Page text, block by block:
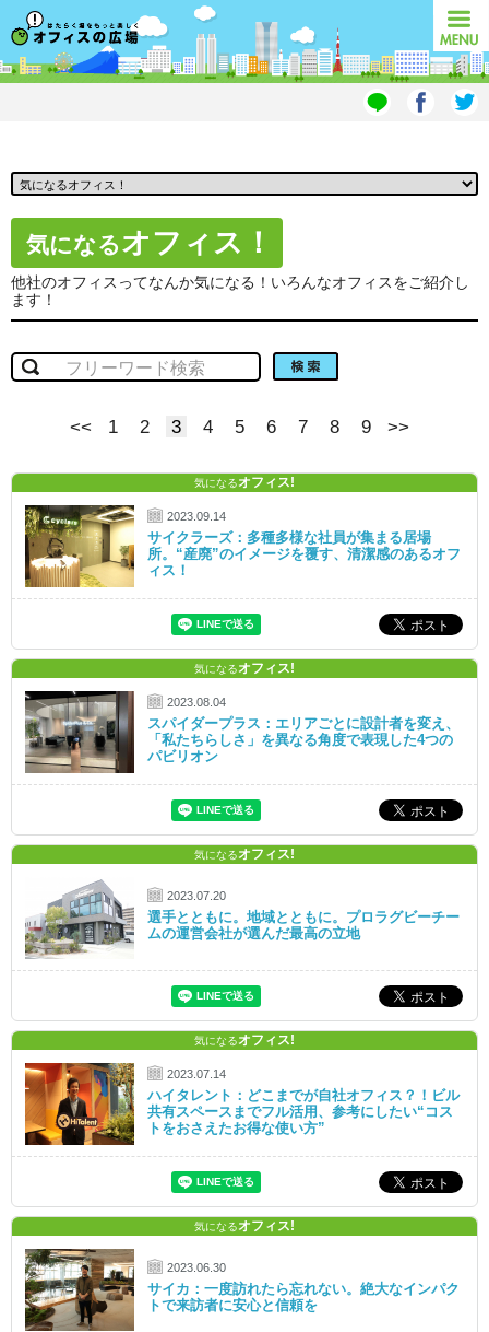
オフィスの広場 MENU
気になるオフィス！
他社のオフィスってなんか気になる！いろんなオフィスをご紹介し
ます！
<< 1 2 3 4 5 6 7 8 9 >>
気になるオフィス!
2023.09.14
サイクラーズ：多種多様な社員が集まる居場
所。“産廃”のイメージを覆す、清潔感のあるオフ
ィス！
気になるオフィス!
2023.08.04
スパイダープラス：エリアごとに設計者を変え、
「私たちらしさ」を異なる角度で表現した4つの
パビリオン
気になるオフィス!
2023.07.20
選手とともに。地域とともに。プロラグビーチー
ムの運営会社が選んだ最高の立地
気になるオフィス!
2023.07.14
ハイタレント：どこまでが自社オフィス？！ビル
共有スペースまでフル活用、参考にしたい“コス
トをおさえたお得な使い方”
気になるオフィス!
2023.06.30
サイカ：一度訪れたら忘れない。絶大なインパク
トで来訪者に安心と信頼を